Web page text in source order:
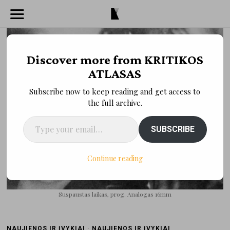
Suspaustas laikas, prog. Analogas 16mm
Discover more from KRITIKOS
ATLASAS
Subscribe now to keep reading and get access to
the full archive.
Type your email…
SUBSCRIBE
Continue reading